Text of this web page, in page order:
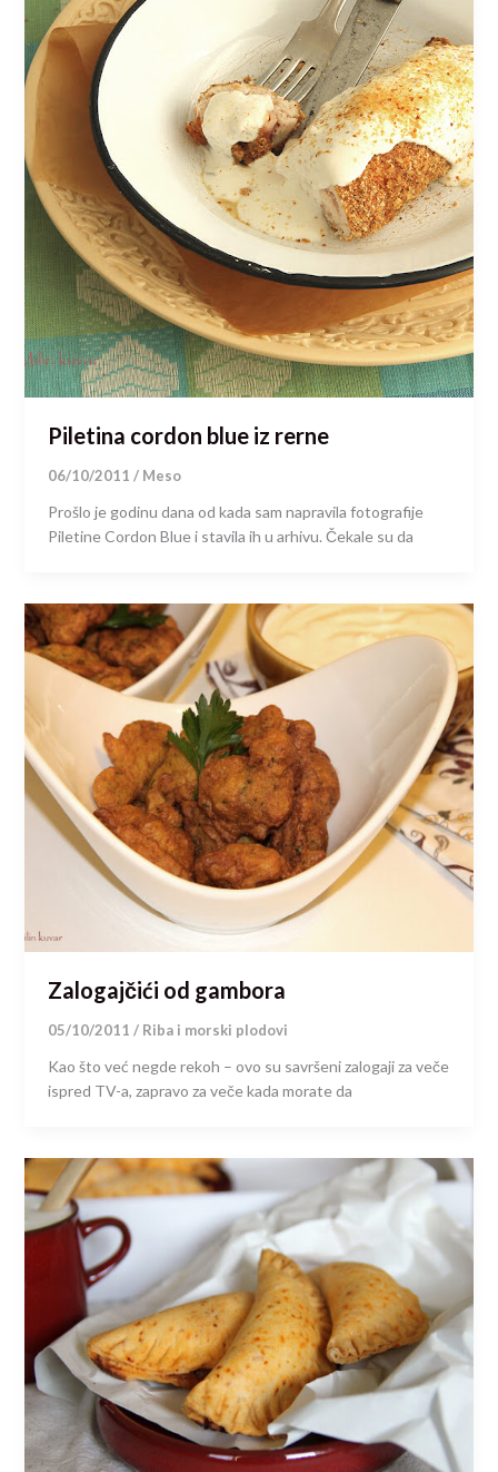
Piletina cordon blue iz rerne
06/10/2011 / Meso
Prošlo je godinu dana od kada sam napravila fotografije
Piletine Cordon Blue i stavila ih u arhivu. Čekale su da
Zalogajčići od gambora
05/10/2011 / Riba i morski plodovi
Kao što već negde rekoh – ovo su savršeni zalogaji za veče
ispred TV-a, zapravo za veče kada morate da